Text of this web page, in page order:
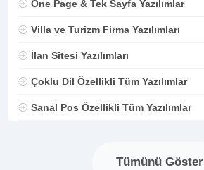
One Page & Tek Sayfa Yazılımlar
Villa ve Turizm Firma Yazılımları
İlan Sitesi Yazılımları
Çoklu Dil Özellikli Tüm Yazılımlar
Sanal Pos Özellikli Tüm Yazılımlar
Tümünü Göster